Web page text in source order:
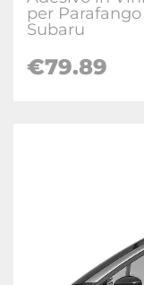
per
Subaru
€79.89